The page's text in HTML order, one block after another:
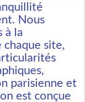
Nous
à la
site,
parisienne et
est conçue